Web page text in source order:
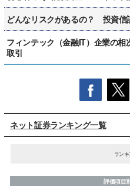
どんなリスクがあるの？ 投資信
フィンテック（金融IT）企業の
取引
ネット証券ランキング一覧
ラン
評価項目